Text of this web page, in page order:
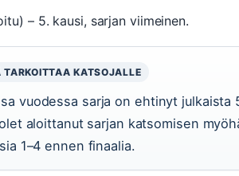
– 5. kausi, sarjan viimeinen.
KATSOJALLE
vuodessa sarja on ehtinyt julkaista
aloittanut sarjan katsomisen
1–4 ennen finaalia.